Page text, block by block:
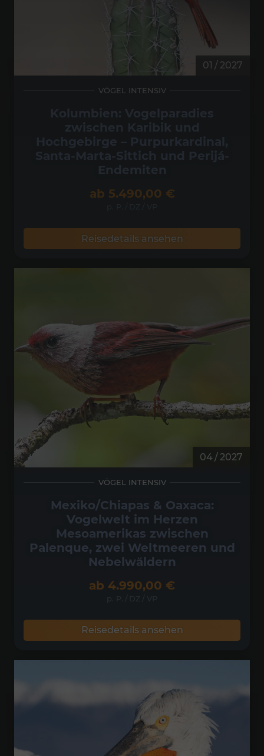
01 / 2027
VÖGEL INTENSIV
Kolumbien: Vogelparadies
zwischen Karibik und
Hochgebirge – Purpurkardinal,
Santa-Marta-Sittich und Perijá-
Endemiten
ab 5.490,00 €
Reisedetails ansehen
04 / 2027
VÖGEL INTENSIV
Mexiko/Chiapas & Oaxaca:
Vogelwelt im Herzen
Mesoamerikas zwischen
Palenque, zwei Weltmeeren und
Nebelwäldern
ab 4.990,00 €
Reisedetails ansehen